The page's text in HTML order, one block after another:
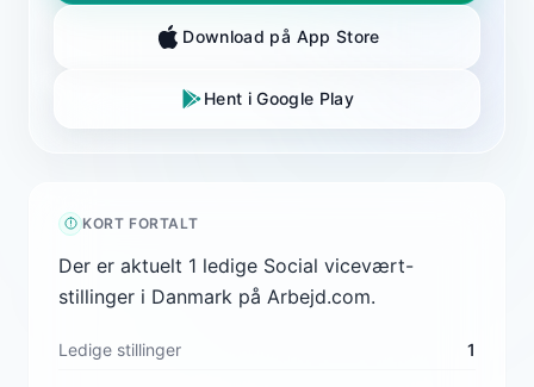
Download på App Store
Hent i Google Play
KORT FORTALT
Der er aktuelt 1 ledige Social vicevært-
stillinger i Danmark på Arbejd.com.
Ledige stillinger 1